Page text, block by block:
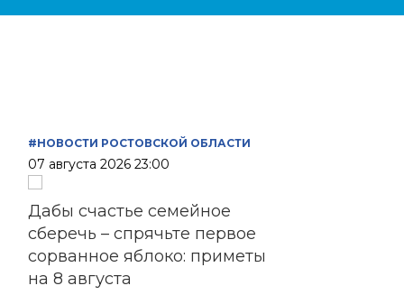
#НОВОСТИ РОСТОВСКОЙ ОБЛАСТИ
07 августа 2026 23:00
Дабы счастье семейное
сберечь – спрячьте первое
сорванное яблоко: приметы
на 8 августа